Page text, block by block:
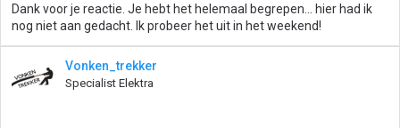
Dank voor je reactie. Je hebt het helemaal begrepen... hier had ik
nog niet aan gedacht. Ik probeer het uit in het weekend!
Vonken_trekker
Specialist Elektra